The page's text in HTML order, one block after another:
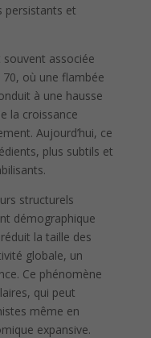
persistants et
associée
où une flambée
à une hausse
la croissance
Aujourd’hui, ce
plus subtils et
structurels
démographique
la taille des
globale, un
Ce phénomène
qui peut
même en
expansive.